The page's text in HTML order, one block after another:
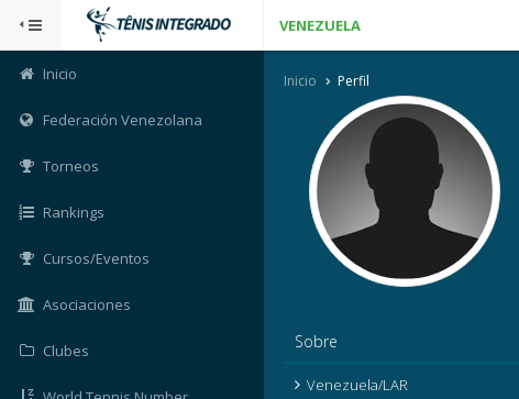
VENEZUELA
Inicio
Federación Venezolana
Torneos
Rankings
Cursos/Eventos
Asociaciones
Clubes
Inicio Perfil
Sobre
Venezuela/LAR